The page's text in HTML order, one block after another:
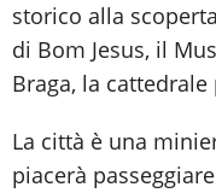
storico alla
di Bom Jesus, il
Braga, la
La città è una
piacerà